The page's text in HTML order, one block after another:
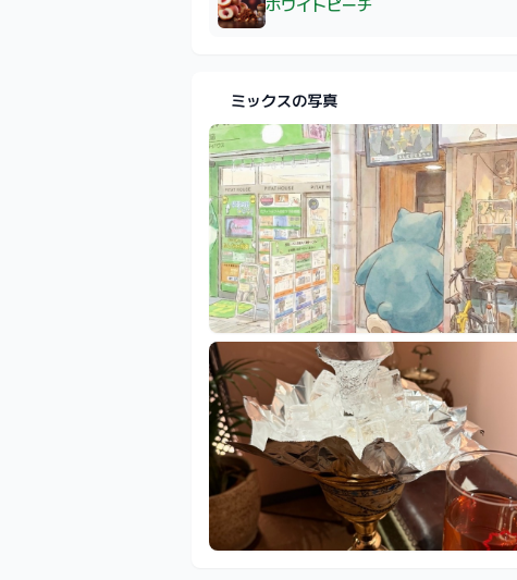
ホワイトピーチ
ミックスの写真